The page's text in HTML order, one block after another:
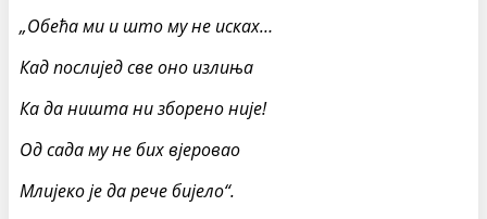
„Обећа ми и што му не исках…
Кад послијед све оно излиња
Ка да ништа ни зборено није!
Од сада му не бих вјеровао
Млијеко је да рече бијело“.